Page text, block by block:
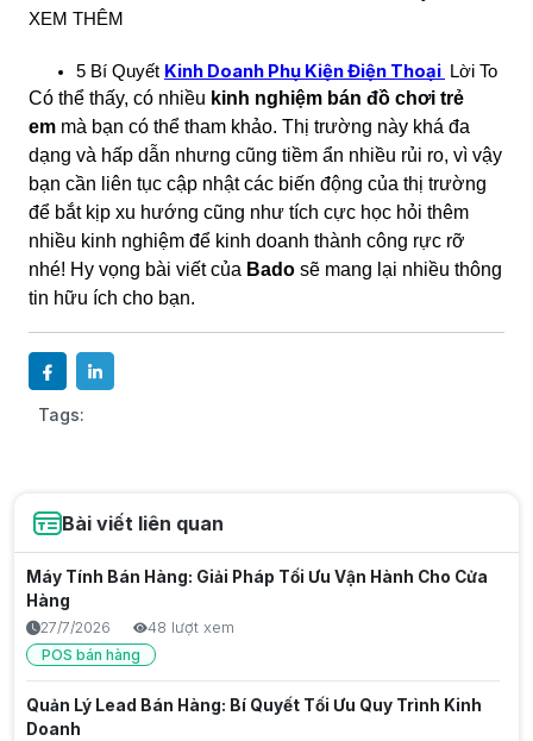
XEM THÊM
5 Bí Quyết Kinh Doanh Phụ Kiện Điện Thoại Lời To
Có thể thấy, có nhiều kinh nghiệm bán đồ chơi trẻ
em mà bạn có thể tham khảo. Thị trường này khá đa
dạng và hấp dẫn nhưng cũng tiềm ẩn nhiều rủi ro, vì vậy
bạn cần liên tục cập nhật các biến động của thị trường
để bắt kịp xu hướng cũng như tích cực học hỏi thêm
nhiều kinh nghiệm để kinh doanh thành công rực rỡ
nhé! Hy vọng bài viết của Bado sẽ mang lại nhiều thông
tin hữu ích cho bạn.
Tags:
Bài viết liên quan
Máy Tính Bán Hàng: Giải Pháp Tối Ưu Vận Hành Cho Cửa
Hàng
27/7/2026
48 lượt xem
POS bán hàng
Quản Lý Lead Bán Hàng: Bí Quyết Tối Ưu Quy Trình Kinh
Doanh